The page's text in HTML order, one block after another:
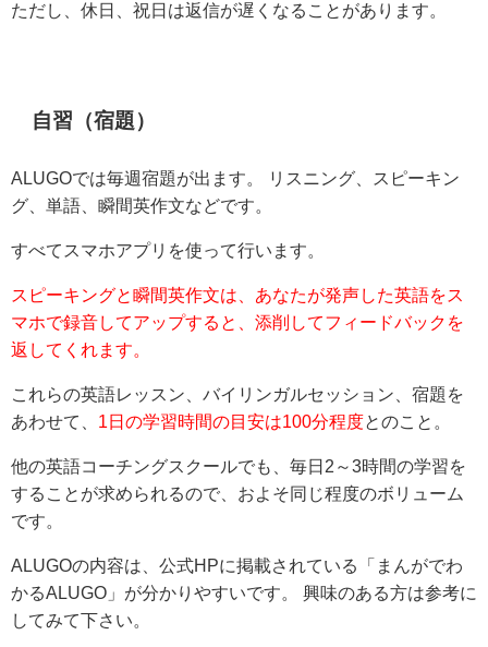
ただし、休日、祝日は返信が遅くなることがあります。
自習（宿題）
ALUGOでは毎週宿題が出ます。 リスニング、スピーキン
グ、単語、瞬間英作文などです。
すべてスマホアプリを使って行います。
スピーキングと瞬間英作文は、あなたが発声した英語をス
マホで録音してアップすると、添削してフィードバックを
返してくれます。
これらの英語レッスン、バイリンガルセッション、宿題を
あわせて、 1日の学習時間の目安は100分程度とのこと。
他の英語コーチングスクールでも、毎日2～3時間の学習を
することが求められるので、およそ同じ程度のボリューム
です。
ALUGOの内容は、公式HPに掲載されている「まんがでわ
かるALUGO」が分かりやすいです。 興味のある方は参考に
してみて下さい。